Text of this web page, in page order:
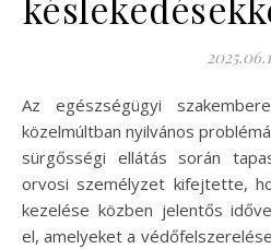
Az egészségügyi szakemberek és mentőcsapatok a
közelmúltban nyilvános
sürgősségi ellátás során
orvosi személyzet kifejtette,
kezelése közben jelentős
el, amelyeket a